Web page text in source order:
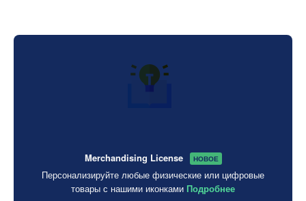
Merchandising License НОВОЕ
Персонализируйте любые физические или цифровые
товары с нашими иконками Подробнее